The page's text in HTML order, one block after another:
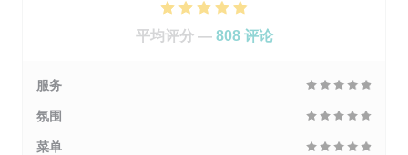
平均评分 — 808 评论
服务
氛围
菜单